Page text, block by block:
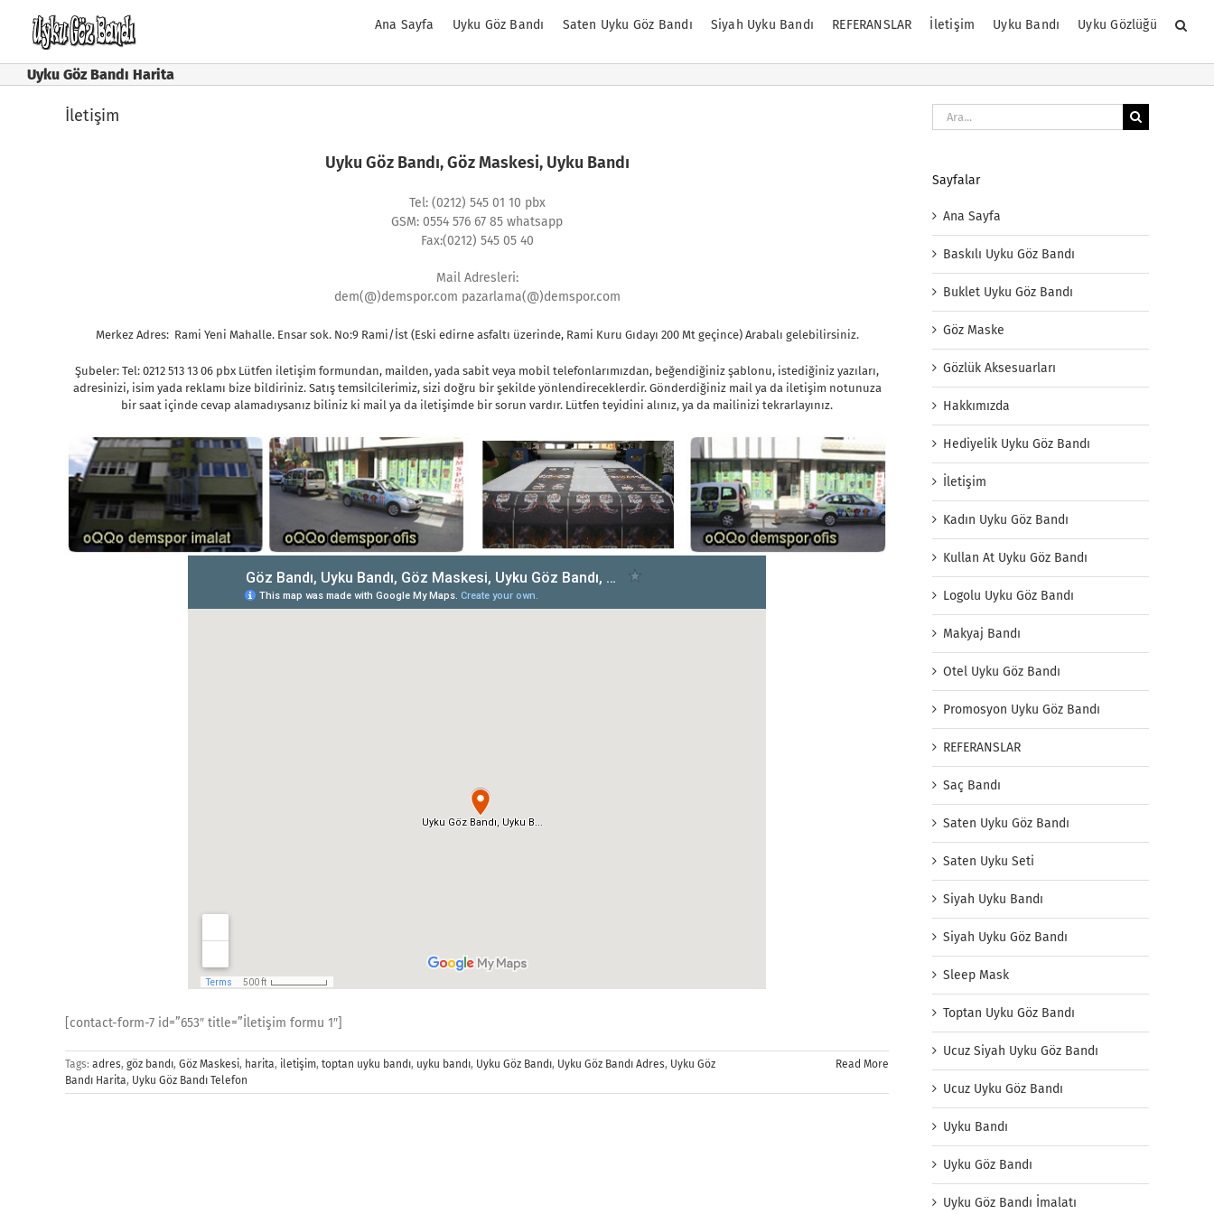
content
Ana Sayfa Uyku Göz Bandı Saten Uyku Göz Bandı Siyah Uyku Bandı REFERANSLAR İletişim Uyku Bandı Uyku Gözlüğü
Uyku Göz Bandı Harita
İletişim
Uyku Göz Bandı, Göz Maskesi, Uyku Bandı
Tel: (0212) 545 01 10 pbx
GSM: 0554 576 67 85 whatsapp
Fax:(0212) 545 05 40
Mail Adresleri:
dem(@)demspor.com pazarlama(@)demspor.com
Merkez Adres: Rami Yeni Mahalle. Ensar sok. No:9 Rami/İst (Eski edirne asfaltı üzerinde, Rami Kuru Gıdayı 200 Mt geçince) Arabalı gelebilirsiniz.
Şubeler: Tel: 0212 513 13 06 pbx Lütfen iletişim formundan, mailden, yada sabit veya mobil telefonlarımızdan, beğendiğiniz şablonu, istediğiniz yazıları,
adresinizi, isim yada reklamı bize bildiriniz. Satış temsilcilerimiz, sizi doğru bir şekilde yönlendireceklerdir. Gönderdiğiniz mail ya da iletişim notunuza
bir saat içinde cevap alamadıysanız biliniz ki mail ya da iletişimde bir sorun vardır. Lütfen teyidini alınız, ya da mailinizi tekrarlayınız.
[contact-form-7 id=”653″ title=”İletişim formu 1″]
Tags: adres, göz bandı, Göz Maskesi, harita, iletişim, toptan uyku bandı, uyku bandı, Uyku Göz Bandı, Uyku Göz Bandı Adres, Uyku Göz
Bandı Harita, Uyku Göz Bandı Telefon
Read More
Ara:
Sayfalar
Ana Sayfa
Baskılı Uyku Göz Bandı
Buklet Uyku Göz Bandı
Göz Maske
Gözlük Aksesuarları
Hakkımızda
Hediyelik Uyku Göz Bandı
İletişim
Kadın Uyku Göz Bandı
Kullan At Uyku Göz Bandı
Logolu Uyku Göz Bandı
Makyaj Bandı
Otel Uyku Göz Bandı
Promosyon Uyku Göz Bandı
REFERANSLAR
Saç Bandı
Saten Uyku Göz Bandı
Saten Uyku Seti
Siyah Uyku Bandı
Siyah Uyku Göz Bandı
Sleep Mask
Toptan Uyku Göz Bandı
Ucuz Siyah Uyku Göz Bandı
Ucuz Uyku Göz Bandı
Uyku Bandı
Uyku Göz Bandı
Uyku Göz Bandı İmalatı